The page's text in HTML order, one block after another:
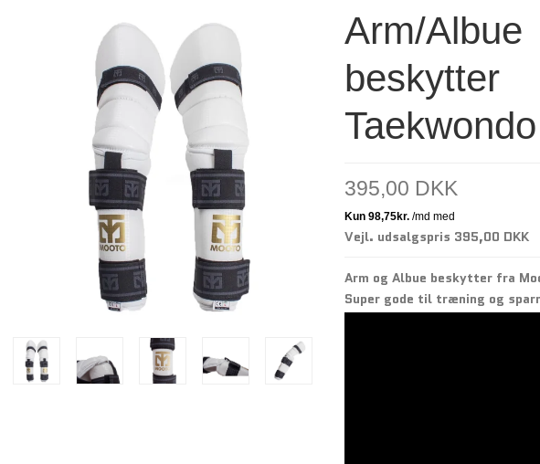
Arm/Albue
beskytter
Taekwondo
395,00 DKK
Vejl. udsalgspris 395,00 DKK
Arm og Albue beskytter fra
Super gode til træning og